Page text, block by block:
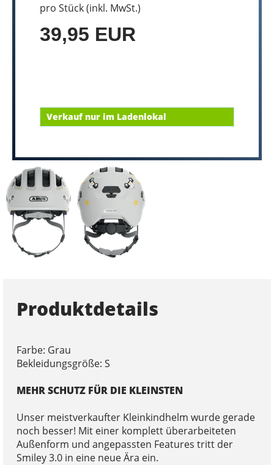
pro Stück (inkl. MwSt.)
39,95 EUR
Verkauf nur im Ladenlokal
Produktdetails
Farbe: Grau
Bekleidungsgröße: S
MEHR SCHUTZ FÜR DIE KLEINSTEN
Unser meistverkaufter Kleinkindhelm wurde gerade
noch besser! Mit einer komplett überarbeiteten
Außenform und angepassten Features tritt der
Smiley 3.0 in eine neue Ära ein.